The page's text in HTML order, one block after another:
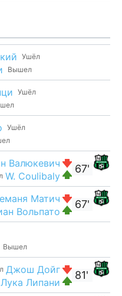
Ушёл
Вышел
Ушёл
Ушёл
67'
Валюкевич
W. Coulibaly
67'
Матич
Вольпато
Вышел
81'
Джош Дойг
Лука Липани